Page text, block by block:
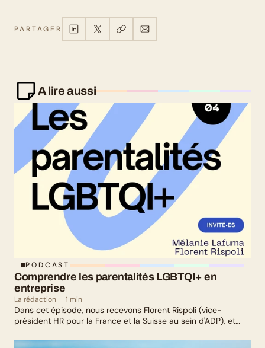
PARTAGER
A lire aussi
PODCAST
Comprendre les parentalités LGBTQI+ en
entreprise
La rédaction 1 min
Dans cet épisode, nous recevons Florent Rispoli (vice-
président HR pour la France et la Suisse au sein d'ADP), et
leurs parcours de parents LGBTQ+.